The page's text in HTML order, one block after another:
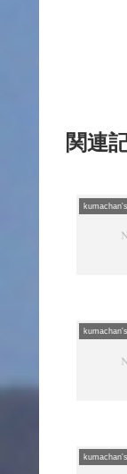
関連
kumachan's
kumachan's
kumachan's